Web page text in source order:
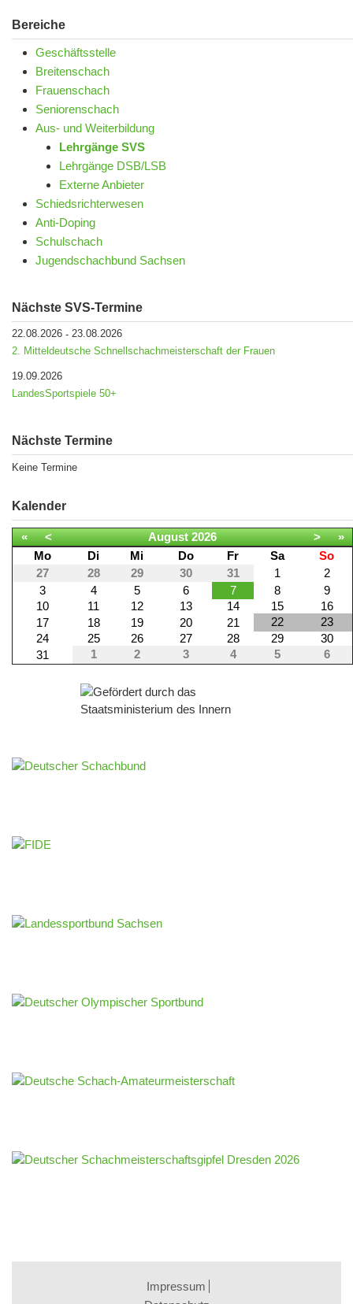
Bereiche
Geschäftsstelle
Breitenschach
Frauenschach
Seniorenschach
Aus- und Weiterbildung
Lehrgänge SVS
Lehrgänge DSB/LSB
Externe Anbieter
Schiedsrichterwesen
Anti-Doping
Schulschach
Jugendschachbund Sachsen
Nächste SVS-Termine
22.08.2026 - 23.08.2026
2. Mitteldeutsche Schnellschachmeisterschaft der Frauen
19.09.2026
LandesSportspiele 50+
Nächste Termine
Keine Termine
Kalender
« < August 2026 >
»
Mo
Di Mi Do Fr Sa
So
27
28 29 30 31 1
2
3
4 5 6 7 8
9
10
11 12 13 14 15
16
17
18 19 20 21 22
23
24
25 26 27 28 29
30
31
1 2 3 4 5 6
Impressum